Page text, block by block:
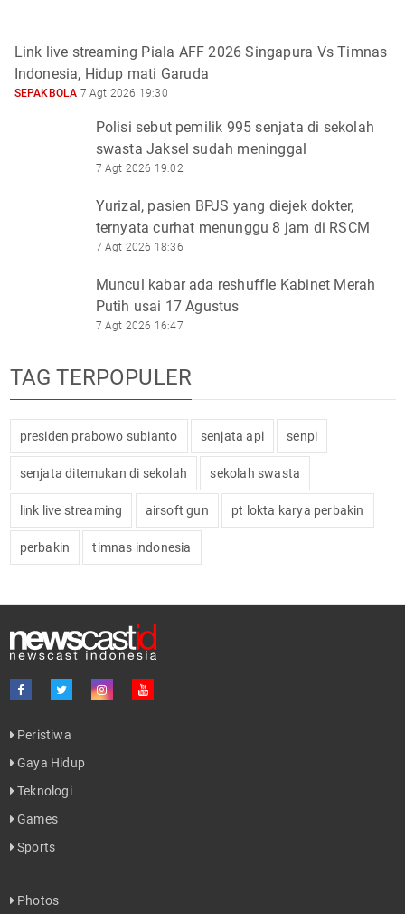
Link live streaming Piala AFF 2026 Singapura Vs Timnas
Indonesia, Hidup mati Garuda
SEPAKBOLA 7 Agt 2026 19:30
Polisi sebut pemilik 995 senjata di sekolah
swasta Jaksel sudah meninggal
7 Agt 2026 19:02
Yurizal, pasien BPJS yang diejek dokter,
ternyata curhat menunggu 8 jam di RSCM
7 Agt 2026 18:36
Muncul kabar ada reshuffle Kabinet Merah
Putih usai 17 Agustus
7 Agt 2026 16:47
TAG TERPOPULER
presiden prabowo subianto senjata api senpi
senjata ditemukan di sekolah sekolah swasta
link live streaming airsoft gun pt lokta karya perbakin
perbakin timnas indonesia
Peristiwa
Gaya Hidup
Teknologi
Games
Sports
Photos